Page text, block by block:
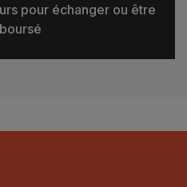
pour échanger ou être